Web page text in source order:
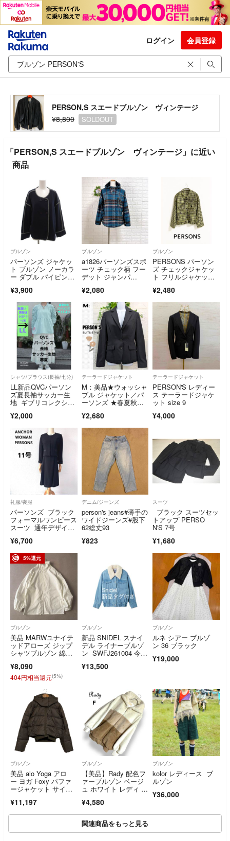
ログイン 会員登録
PERSON,S スエードブルゾン ヴィンテージ
¥8,800
SOLDOUT
「PERSON,S スエードブルゾン ヴィンテージ」に近い
商品
ブルゾン
パーソンズ ジャケッ
ト ブルゾン ノーカラ
ー ダブル パイピン
¥3,900
ブルゾン
a1826パーソンズスポ
ーツ チェック柄 フー
デット ジャンパ
¥2,080
ブルゾン
PERSONS パーソン
ズ チェックジャケッ
ト フリルジャケッ
¥2,480
シャツ/ブラウス(長袖/七分)
LL新品QVCパーソン
ズ夏長袖サッカー生
地 ギブリコレクショ
ルスカラーイズスカラ
¥2,000
テーラードジャケット
M：美品★ウォッシャ
ブル ジャケット／パ
ーソンズ ★春夏秋ウ
¥2,680
テーラードジャケット
PERSON'S レディー
ス テーラードジャケ
ット size 9
¥4,000
礼服/喪服
パーソンズ ブラック
フォーマルワンピース
スーツ 通年デザイ
¥6,700
デニム/ジーンズ
person's jeans#薄手の
ワイドジーンズ#股下
62総丈93
¥823
スーツ
ブラック スーツセッ
トアップ PERSO
N'S 7号
¥1,680
5%還元
ブルゾン
美品 MARWユナイテ
ッドアローズ ジップ
シャツブルゾン 綿ナ
¥8,090
404円相当還元(5%)
ブルゾン
新品 SNIDEL スナイ
デル ライナーブルゾ
ン SWFJ261004 今季
¥13,500
ブルゾン
ルネ シアー ブルゾ
ン 36 ブラック
¥19,000
ブルゾン
美品 alo Yoga アロ
ー ヨガ Foxy パファ
ージャケット サイズX
ス 古着 中古 USED
¥11,197
ブルゾン
【美品】Rady 配色フ
ァーブルゾン ベージ
ュ ホワイト レディ フ
ー ゆったり もこも
こ レディース【F】
¥4,580
ブルゾン
kolor レディース ブ
ルゾン
¥36,000
関連商品をもっと見る